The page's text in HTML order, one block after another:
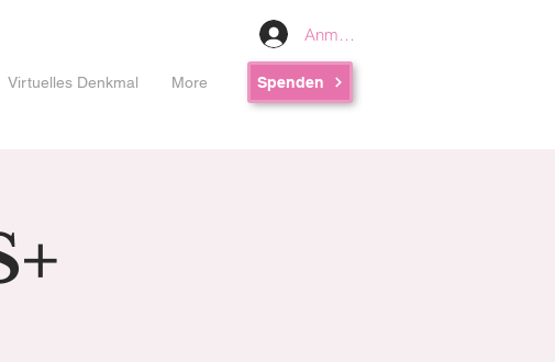
Anmelden
Virtuelles Denkmal More Spenden